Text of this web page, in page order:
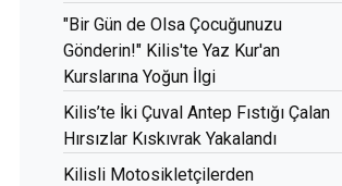
"Bir Gün de Olsa Çocuğunuzu
Gönderin!" Kilis'te Yaz Kur'an
Kurslarına Yoğun İlgi
Kilis’te İki Çuval Antep Fıstığı Çalan
Hırsızlar Kıskıvrak Yakalandı
Kilisli Motosikletçilerden